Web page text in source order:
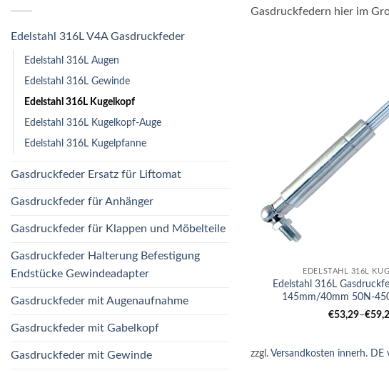
Edelstahl 316L V4A Gasdruckfeder
Edelstahl 316L Augen
Edelstahl 316L Gewinde
Edelstahl 316L Kugelkopf
Edelstahl 316L Kugelkopf-Auge
Edelstahl 316L Kugelpfanne
Gasdruckfeder Ersatz für Liftomat
Gasdruckfeder für Anhänger
Gasdruckfeder für Klappen und Möbelteile
Gasdruckfeder Halterung Befestigung
Endstücke Gewindeadapter
Gasdruckfeder mit Augenaufnahme
Gasdruckfeder mit Gabelkopf
Gasdruckfeder mit Gewinde
Gasdruckfedern hier im
EDELSTAHL 316L
Edelstahl 316L
145mm/40mm 50N-
€53,29–€
zzgl. Versandkosten innerh. DE